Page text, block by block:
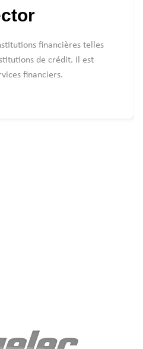
financières telles
de crédit. Il est
financiers.